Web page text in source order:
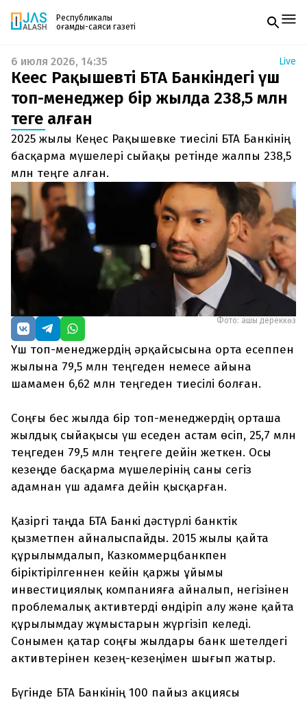
Республикалық
қоғамдық-саяси газеті
Жаңалықтар
Спорт
Live
Руханият
Аймақ
Архив
Заң және тәртіп
Редакциямен байланыс
+7 708 604 51 06
Жарнама бөлімі
+7 701 220 64 52
Пошта
zhasalash100@gmail.com
Газетке жазылу
PDF форматтағы газетті ай сайын электронды
поштаңызға алып отырыңыз. Жаңа нөмір
шыққан сәтте сізге бірден жіберіледі. Тек email
енгізіңіз, біз қалғанын өзіміз жібереміз.
6 июля 2026, 14:35 Live
Кеңес Рақышевтің БТА Банкіндегі үш
топ-менеджер бір жылда 238,5 млн
теңге алған
2025 жылы Кеңес Рақышевке тиесілі БТА Банкінің
басқарма мүшелері сыйақы ретінде жалпы 238,5
млн теңге алған.
Фото: ашық дереккөз
Үш топ-менеджердің әрқайсысына орта есеппен
жылына 79,5 млн теңгеден немесе айына
шамамен 6,62 млн теңгеден тиесілі болған.
Соңғы бес жылда бір топ-менеджердің орташа
жылдық сыйақысы үш еседен астам өсіп, 25,7 млн
теңгеден 79,5 млн теңгеге дейін жеткен. Осы
кезеңде басқарма мүшелерінің саны сегіз
адамнан үш адамға дейін қысқарған.
Қазіргі таңда БТА Банкі дәстүрлі банктік
қызметпен айналыспайды. 2015 жылы қайта
құрылымдалып, Казкоммерцбанкпен
біріктірілгеннен кейін қаржы ұйымы
инвестициялық компанияға айналып, негізінен
проблемалық активтерді өндіріп алу және қайта
құрылымдау жұмыстарын жүргізіп келеді.
Сонымен қатар соңғы жылдары банк шетелдегі
активтерінен кезең-кезеңімен шығып жатыр.
Бүгінде БТА Банкінің 100 пайыз акциясы